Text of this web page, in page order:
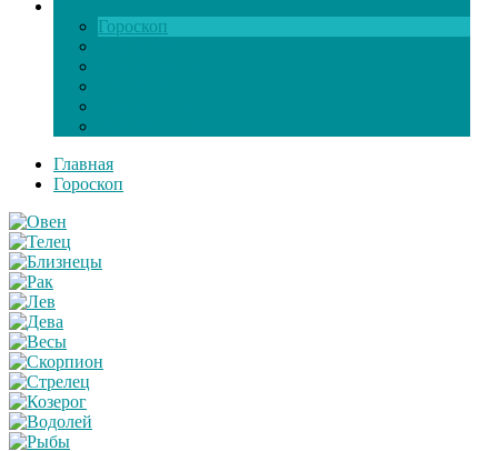
Гороскоп
Главная
Гороскоп